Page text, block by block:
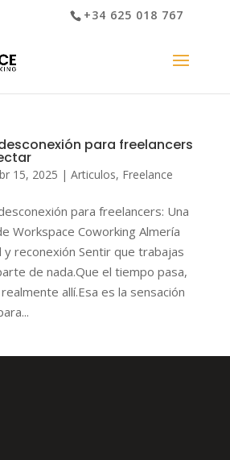
+34 625 018 767
para freelancers
15, 2025 | Articulos, Freelance
para freelancers: Una
Workspace Coworking Almería
y reconexión Sentir que trabajas
de nada.Que el tiempo pasa,
allí.Esa es la sensación